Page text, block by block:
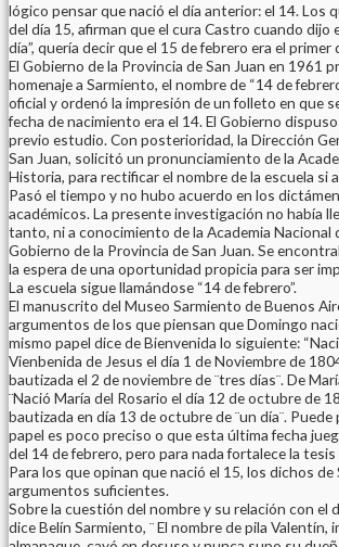
lógico pensar que nació el día anterior: el 14. Los
del día 15, afirman que el cura Castro cuando dijo
día”, quería decir que el 15 de febrero era el primer
El Gobierno de la Provincia de San Juan en 1961
homenaje a Sarmiento, el nombre de “14 de
oficial y ordenó la impresión de un folleto en que
fecha de nacimiento era el 14. El Gobierno
previo estudio. Con posterioridad, la Dirección
San Juan, solicitó un pronunciamiento de la
Historia, para rectificar el nombre de la escuela si
Pasó el tiempo y no hubo acuerdo en los
académicos. La presente investigación no había
tanto, ni a conocimiento de la Academia Nacional
Gobierno de la Provincia de San Juan. Se
la espera de una oportunidad propicia para ser
La escuela sigue llamándose “14 de febrero”.
El manuscrito del Museo Sarmiento de Buenos
argumentos de los que piensan que Domingo
mismo papel dice de Bienvenida lo siguiente:
Vienbenida de Jesus el día 1 de Noviembre de
bautizada el 2 de noviembre de ¨tres días¨. De
¨Nació María del Rosario el día 12 de octubre de
bautizada en día 13 de octubre de ¨un día¨. Puede
papel es poco preciso o que esta última fecha
del 14 de febrero, pero para nada fortalece la tesis
Para los que opinan que nació el 15, los dichos
argumentos suficientes.
Sobre la cuestión del nombre y su relación con el
dice Belín Sarmiento, ¨ El nombre de pila Valentín,